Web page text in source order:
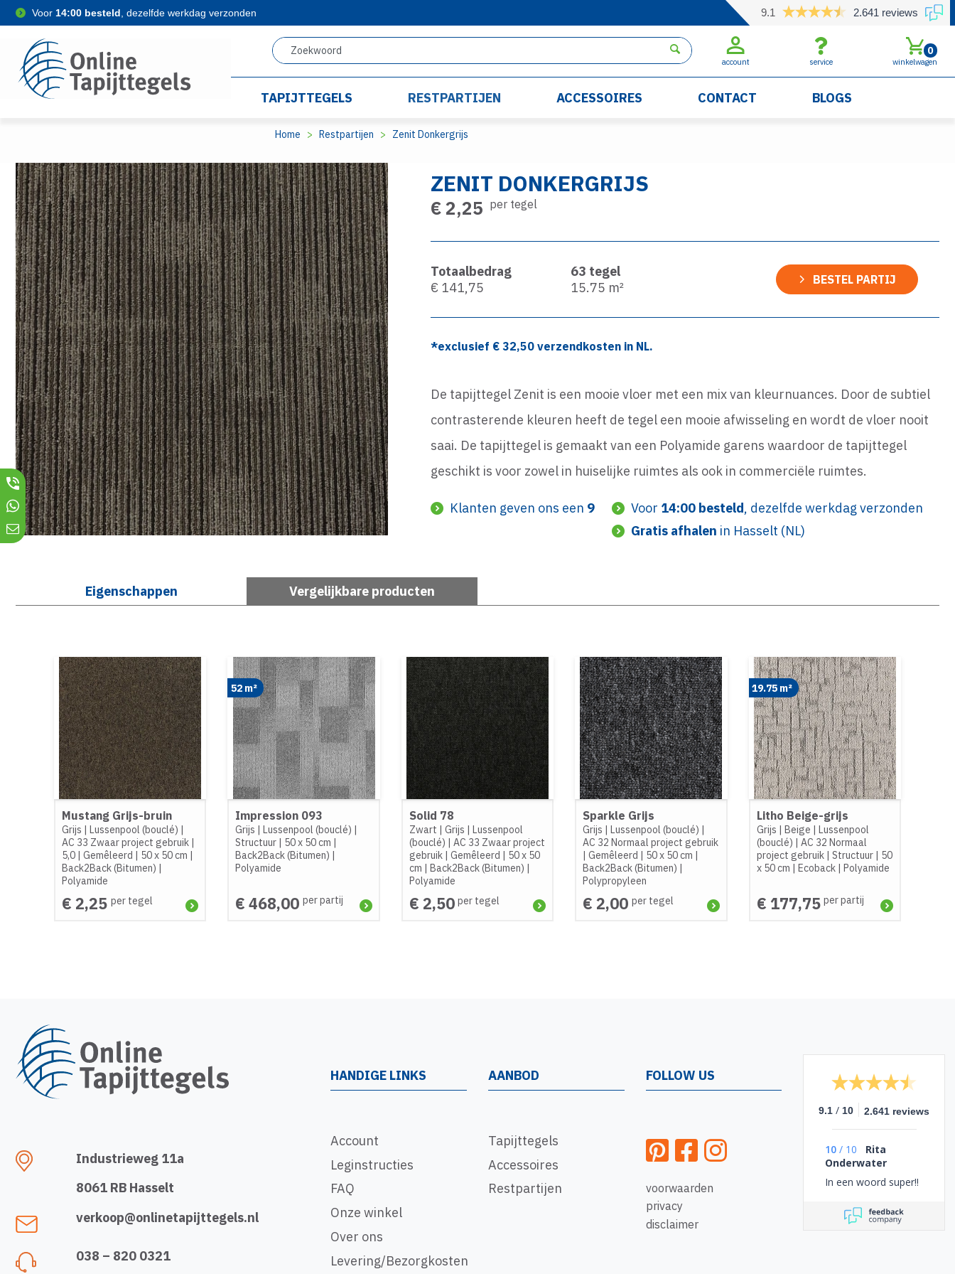
Voor 14:00 besteld , dezelfde werkdag verzonden 9.1 2.641 reviews
account service winkelwagen
0
TAPIJTTEGELS RESTPARTIJEN ACCESSOIRES CONTACT BLOGS
Home Restpartijen Zenit Donkergrijs
ZENIT DONKERGRIJS
€ 2,25 per tegel
Totaalbedrag
€ 141,75
63 tegel
15.75 m² BESTEL PARTIJ
*exclusief €32,50 verzendkosten in NL.
De tapijttegel Zenit is een mooie vloer met een mix van kleurnuances. Door de subtiel
contrasterende kleuren heeft de tegel een mooie afwisseling en wordt de vloer nooit
saai. De tapijttegel is gemaakt van een Polyamide garens waardoor de tapijttegel
geschikt is voor zowel in huiselijke ruimtes als ook in commerciële ruimtes.
Klanten geven ons een 9 Voor 14:00 besteld, dezelfde werkdag verzonden
Gratis afhalen in Hasselt (NL)
Eigenschappen Vergelijkbare producten
Mustang Grijs-bruin
Grijs Lussenpool (bouclé)
AC 33 Zwaar project gebruik
5,0
Gemêleerd 50 x 50 cm
Back2Back (Bitumen)
Polyamide
€ 2,25 per tegel
52 m²
Impression 093
Grijs Lussenpool (bouclé)
Structuur
50 x 50 cm
Back2Back (Bitumen)
Polyamide
€ 468,00 per partij
Solid 78
Zwart Grijs
Lussenpool
(bouclé)
AC 33 Zwaar project
gebruik| Gemêleerd
50 x 50
cm
Back2Back (Bitumen)
Polyamide
€ 2,50 per tegel
Sparkle Grijs
Grijs Lussenpool (bouclé)
AC 32 Normaal project gebruik
|Gemêleerd 50 x 50 cm
Back2Back (Bitumen)
Polypropyleen
€ 2,00 per tegel
19.75 m²
Litho Beige-grijs
Grijs Beige
Lussenpool
(bouclé)
AC 32 Normaal
project gebruik| Structuur| 50
x 50 cm
Ecoback| Polyamide
€ 177,75 per partij
Industrieweg 11a
8061 RB Hasselt
verkoop@onlinetapijttegels.nl
038 – 820 0321
HANDIGE LINKS
Account
Leginstructies
FAQ
Onze winkel
Over ons
Levering/Bezorgkosten
AANBOD
Tapijttegels
Accessoires
Restpartijen
FOLLOW US
voorwaarden
privacy
disclaimer
9.1 / 10 2.641 reviews
10 / 10
Rita
Onderwater
In een woord super!!